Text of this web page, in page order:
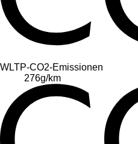
WLTP-CO2-Emissionen
276g/km